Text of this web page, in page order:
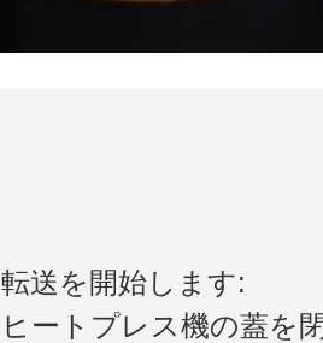
転送を開始します:
ヒートプレス機の蓋を